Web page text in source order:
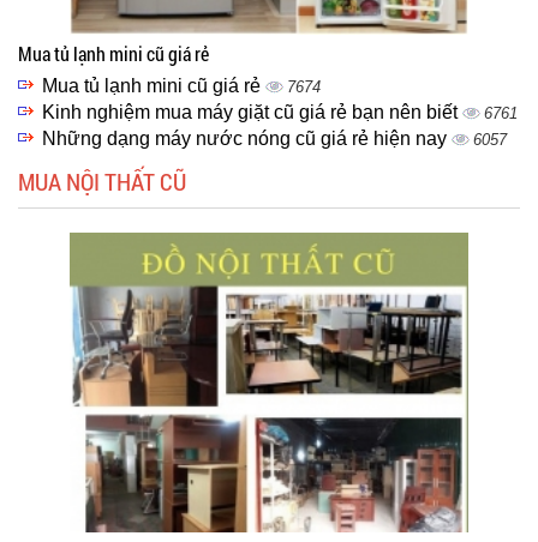
Mua tủ lạnh mini cũ giá rẻ
Mua tủ lạnh mini cũ giá rẻ 7674
Kinh nghiệm mua máy giặt cũ giá rẻ bạn nên biết 6761
Những dạng máy nước nóng cũ giá rẻ hiện nay 6057
MUA NỘI THẤT CŨ